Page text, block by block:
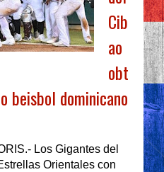
Cib
ao
obt
beisbol dominicano
Los Gigantes del
Orientales con